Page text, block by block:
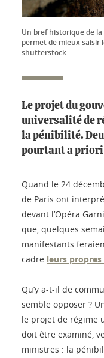
Un bref historique de
permet de mieux saisir
shutterstock
Le projet du
universalité de
la pénibilité.
pourtant a
Quand le 24
de Paris ont
devant l’Opéra
que, quelques
manifestants
cadre leurs
Qu’y a-t-il de
semble opposer ?
le projet de régime
doit être examiné,
ministres : la